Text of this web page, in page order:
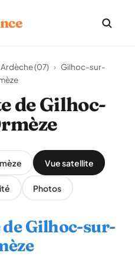
Ardèche (07) › Gilhoc-sur-
de Gilhoc-
Vue satellite
Photos
Gilhoc-sur-